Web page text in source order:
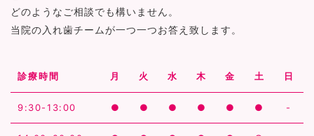
どのようなご相談でも構いません。
当院の入れ歯チームが一つ一つお答え致します。
診療時間 月 火 水 木 金 土 日
9:30-13:00 ● ● ● ● ● ● -